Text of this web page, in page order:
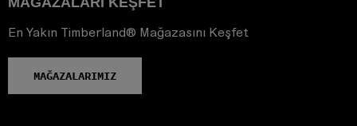
En Yakın Timberland® Mağazasını Keşfet
MAĞAZALARIMIZ